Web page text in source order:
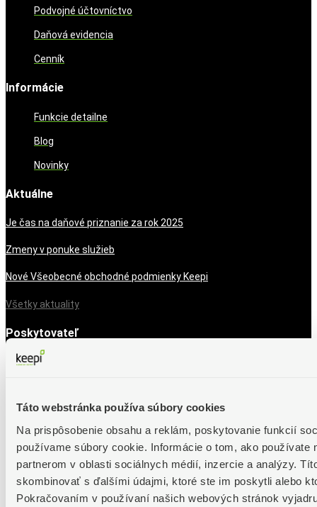
Táto webstránka používa súbory cookies
Na prispôsobenie obsahu a reklám, poskytovanie funkcií
používame súbory cookie. Informácie o tom, ako používate
partnerom v oblasti sociálnych médií, inzercie a analýzy.
skombinovať s ďalšími údajmi, ktoré ste im poskytli alebo
Pokračovaním v používaní našich webových stránok
Podvojné účtovníctvo
Daňová evidencia
Cenník
Informácie
Funkcie detailne
Blog
Novinky
Aktuálne
Je čas na daňové priznanie za rok 2025
Zmeny v ponuke služieb
Nové Všeobecné obchodné podmienky Keepi
Všetky aktuality
Poskytovateľ
SOFTIP, a. s.
Ochrana osobných údajov
Poverenie spracovávania OÚ
Prihláste sa k odberu noviniek